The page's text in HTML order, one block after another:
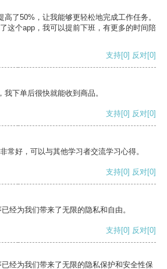
了50%，让我能够更轻松地完成工作任务。
这个app，我可以提前下班，有更多的时间陪
支持[0] 反对[0]
下单后很快就能收到商品。
支持[0] 反对[0]
常好，可以与其他学习者交流学习心得。
支持[0] 反对[0]
经为我们带来了无限的隐私和自由。
支持[0] 反对[0]
经为我们带来了无限的隐私保护和安全性保